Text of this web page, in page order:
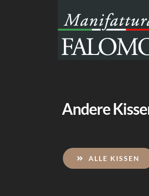
Andere
ALLE KISSEN